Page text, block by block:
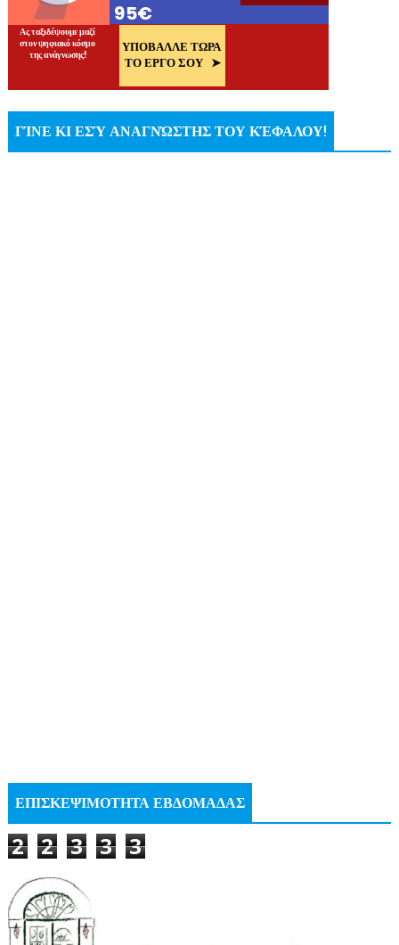
ΓΊΝΕ ΚΙ ΕΣΎ ΑΝΑΓΝΏΣΤΗΣ ΤΟΥ ΚΈΦΑΛΟΥ!
ΕΠΙΣΚΕΨΙΜΟΤΗΤΑ ΕΒΔΟΜΑΔΑΣ
2 2 3 3 3